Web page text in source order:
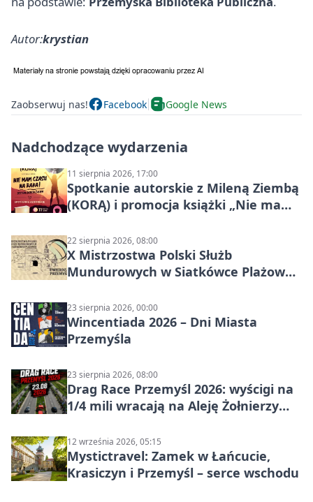
Autor:krystian
Zaobserwuj nas! Facebook Google News
Nadchodzące wydarzenia
11 sierpnia 2026, 17:00
Spotkanie autorskie z Mileną Ziembą
(KORĄ) i promocja książki „Nie mam
22 sierpnia 2026, 08:00
X Mistrzostwa Polski Służb
Mundurowych w Siatkówce Plażowej
23 sierpnia 2026, 00:00
Wincentiada 2026 – Dni Miasta
Przemyśla
23 sierpnia 2026, 08:00
Drag Race Przemyśl 2026: wyścigi na
1/4 mili wracają na Aleję Żołnierzy
12 września 2026, 05:15
Mystictravel: Zamek w Łańcucie,
Krasiczyn i Przemyśl – serce wschodu